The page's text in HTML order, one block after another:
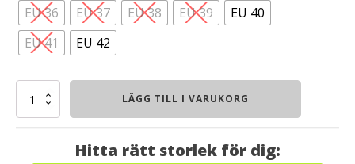
EU 36 EU 37 EU 38 EU 39
EU 40
EU 41
EU 42
Think
utan
LÄGG TILL I VARUKORG
Hitta rätt storlek för dig: